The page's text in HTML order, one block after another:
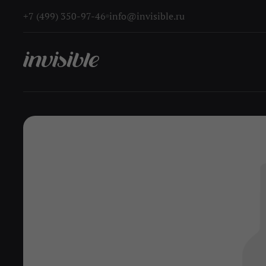
+7 (499) 350-97-46 info@invisible.ru